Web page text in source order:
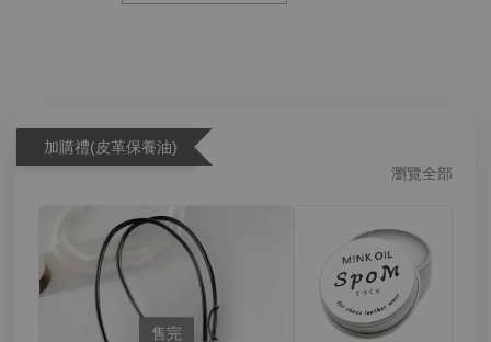
加購禮(皮革保養油)
瀏覽全部
售完